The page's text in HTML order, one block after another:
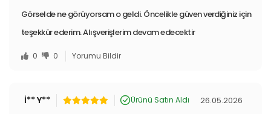
Görselde ne görüyorsam o geldi. Öncelikle güven verdiğiniz için
teşekkür ederim. Alışverişlerim devam edecektir
0 0 Yorumu Bildir
İ** Y** Ürünü Satın Aldı 26.05.2026